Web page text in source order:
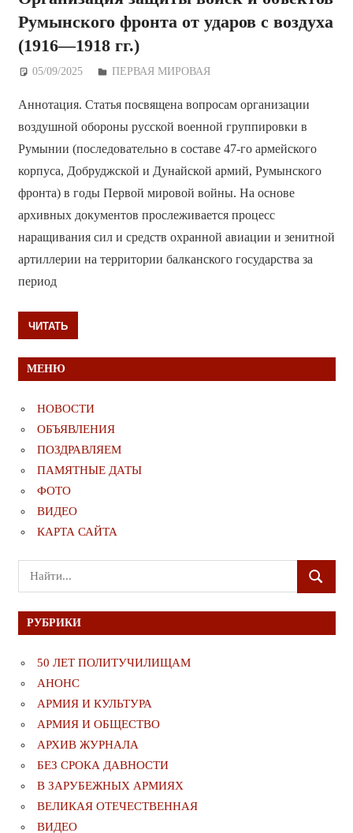
Румынского фронта от ударов с воздуха
(1916—1918 гг.)
05/09/2025 Дежурный по Редакции
ПЕРВАЯ МИРОВАЯ
Аннотация. Статья посвящена вопросам организации
воздушной обороны русской военной группировки в
Румынии (последовательно в составе 47-го армейского
корпуса, Добруджской и Дунайской армий, Румынского
фронта) в годы Первой мировой войны. На основе
архивных документов прослеживается процесс
наращивания сил и средств охранной авиации и зенитной
артиллерии на территории балканского государства за
период
ЧИТАТЬ
МЕНЮ
НОВОСТИ
ОБЪЯВЛЕНИЯ
ПОЗДРАВЛЯЕМ
ПАМЯТНЫЕ ДАТЫ
ФОТО
ВИДЕО
КАРТА САЙТА
Поиск
для:
ПОИСК
РУБРИКИ
50 ЛЕТ ПОЛИТУЧИЛИЩАМ
АНОНС
АРМИЯ И КУЛЬТУРА
АРМИЯ И ОБЩЕСТВО
АРХИВ ЖУРНАЛА
БЕЗ СРОКА ДАВНОСТИ
В ЗАРУБЕЖНЫХ АРМИЯХ
ВЕЛИКАЯ ОТЕЧЕСТВЕННАЯ
ВИДЕО